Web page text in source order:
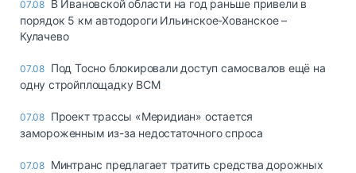
07.08 В Ивановской области на год раньше привели в
порядок 5 км автодороги Ильинское-Хованское –
Кулачево
07.08 Под Тосно блокировали доступ самосвалов ещё на
одну стройплощадку ВСМ
07.08 Проект трассы «Меридиан» остается
замороженным из-за недостаточного спроса
07.08 Минтранс предлагает тратить средства дорожных